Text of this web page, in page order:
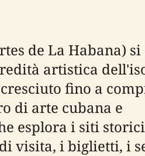
de La Habana) si
artistica
fino a
di arte cubana e
esplora i siti storici
visita, i biglietti, i